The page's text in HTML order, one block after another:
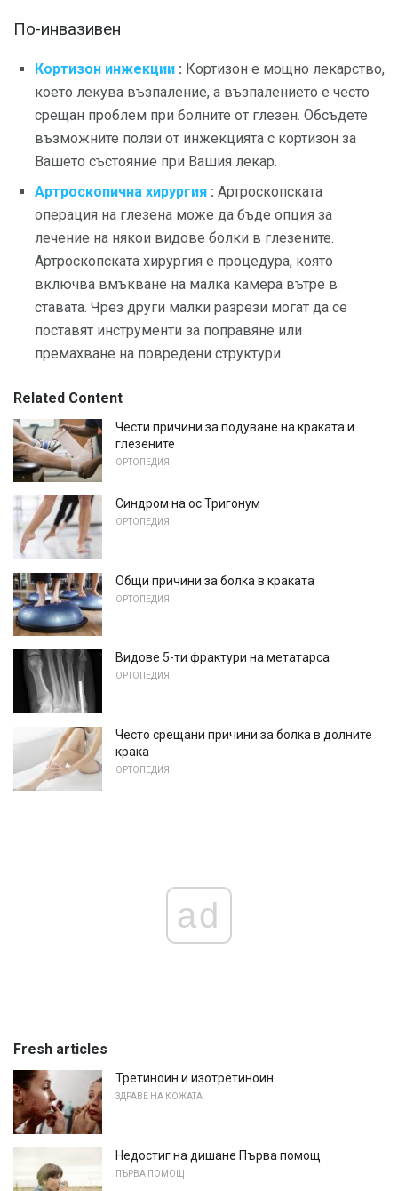
По-инвазивен
Кортизон инжекции : Кортизон е мощно лекарство,
което лекува възпаление, а възпалението е често
срещан проблем при болните от глезен. Обсъдете
възможните ползи от инжекцията с кортизон за
Вашето състояние при Вашия лекар.
Артроскопична хирургия : Артроскопската
операция на глезена може да бъде опция за
лечение на някои видове болки в глезените.
Артроскопската хирургия е процедура, която
включва вмъкване на малка камера вътре в
ставата. Чрез други малки разрези могат да се
поставят инструменти за поправяне или
премахване на повредени структури.
Related Content
Чести причини за подуване на краката и
глезените
ОРТОПЕДИЯ
Синдром на ос Тригонум
ОРТОПЕДИЯ
Общи причини за болка в краката
ОРТОПЕДИЯ
Видове 5-ти фрактури на метатарса
ОРТОПЕДИЯ
Често срещани причини за болка в долните
крака
ОРТОПЕДИЯ
ad
Fresh articles
Третиноин и изотретиноин
ЗДРАВЕ НА КОЖАТА
Недостиг на дишане Първа помощ
ПЪРВА ПОМОЩ